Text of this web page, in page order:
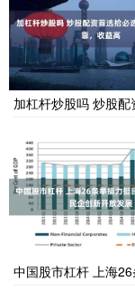
加杠杆炒股吗 炒股
中国股市杠杆 上海